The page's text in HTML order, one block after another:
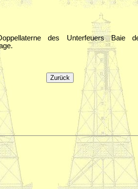
des Unterfeuers Baie